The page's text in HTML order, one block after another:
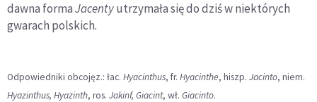
dawna formaJacentyutrzymała się do dziś w niektórych
gwarach polskich.
Odpowiedniki obcojęz.: łac. Hyacinthus, fr. Hyacinthe, hiszp. Jacinto, niem.
Hyazinthus, Hyazinth, ros. Jakinf, Giacint, wł. Giacinto.